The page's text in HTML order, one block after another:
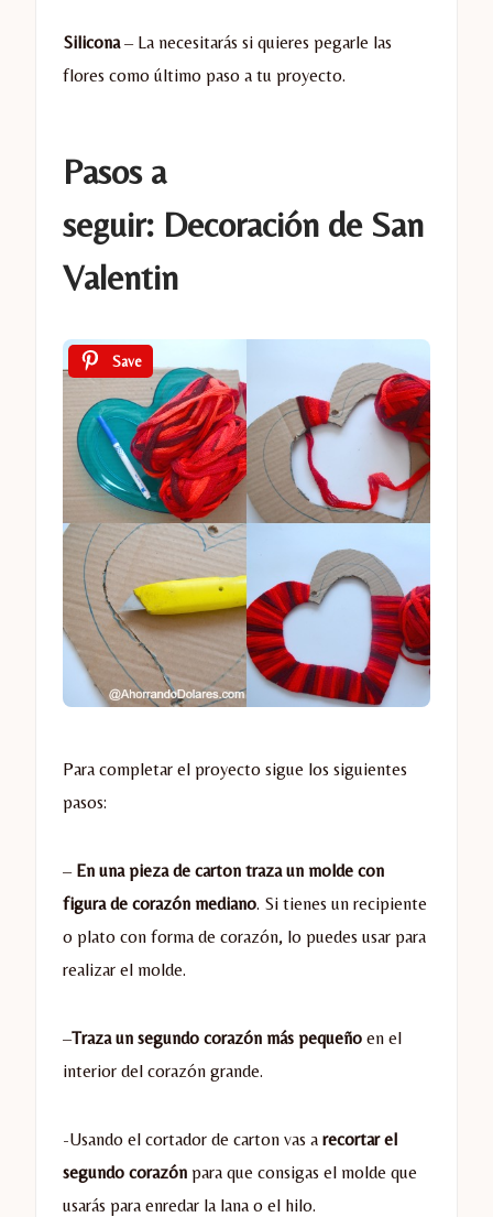
Silicona– La necesitarás si quieres pegarle las
flores como último paso a tu proyecto.
Pasos a
seguir: Decoración de San
Valentin
Save
Para completar el proyecto sigue los siguientes
pasos:
– En una pieza de carton traza un molde con
figura de corazón mediano. Si tienes un recipiente
o plato con forma de corazón, lo puedes usar para
realizar el molde.
–Traza un segundo corazón más pequeño en el
interior del corazón grande.
-Usando el cortador de carton vas a recortar el
segundo corazón para que consigas el molde que
usarás para enredar la lana o el hilo.